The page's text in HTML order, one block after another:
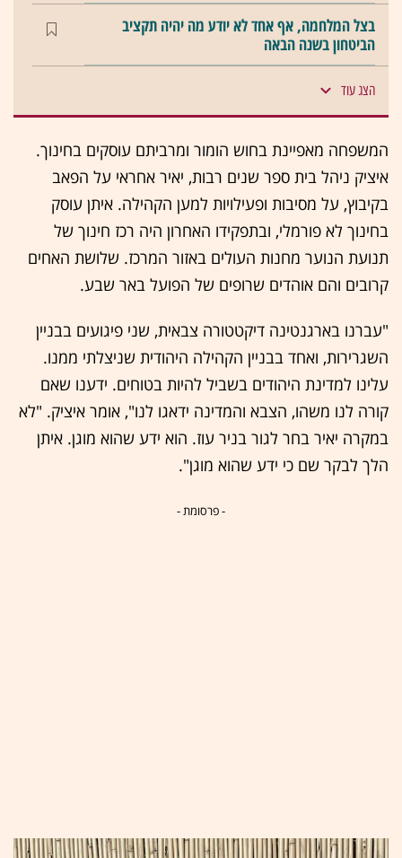
בצל המלחמה, אף אחד לא יודע מה יהיה תקציב
הביטחון בשנה הבאה
הצג עוד
המשפחה מאפיינת בחוש הומור ומרביתם עוסקים בחינוך.
איציק ניהל בית ספר שנים רבות, יאיר אחראי על הפאב
בקיבוץ, על מסיבות ופעילויות למען הקהילה. איתן עוסק
בחינוך לא פורמלי, ובתפקידו האחרון היה רכז חינוך של
תנועת הנוער מחנות העולים באזור המרכז. שלושת האחים
קרובים והם אוהדים שרופים של הפועל באר שבע.
"עברנו בארגנטינה דיקטטורה צבאית, שני פיגועים בבניין
השגרירות, ואחד בבניין הקהילה היהודית שניצלתי ממנו.
עלינו למדינת היהודים בשביל להיות בטוחים. ידענו שאם
קורה לנו משהו, הצבא והמדינה ידאגו לנו", אומר איציק. "לא
במקרה יאיר בחר לגור בניר עוז. הוא ידע שהוא מוגן. איתן
הלך לבקר שם כי ידע שהוא מוגן".
- פרסומת -